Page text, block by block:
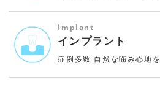
Implant
インプラント
症例多数 自然な噛み心地を